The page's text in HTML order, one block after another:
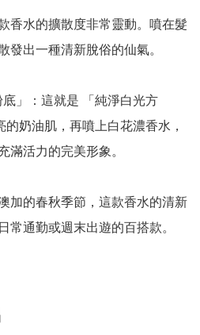
香水的擴散度非常靈動。噴在髮
發出一種清新脫俗的仙氣。
」：這就是 「純淨白光方
奶油肌，再噴上白花濃香水，
滿活力的完美形象。
加的春秋季節，這款香水的清新
常通勤或週末出遊的百搭款。